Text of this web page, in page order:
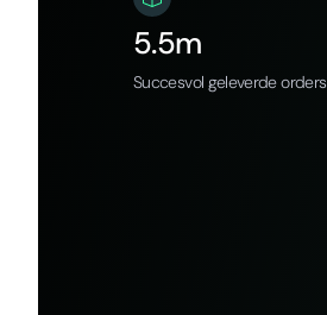
5.5m
Succesvol geleverde orders